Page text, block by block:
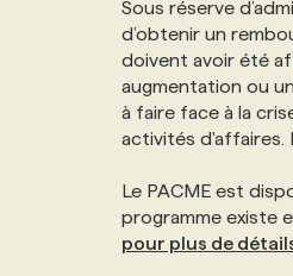
NOS TARIFS
PROGRAMMES DE
ANNONCEZ AVEC NOUS
ANNONCEZ AVEC NOUS
Sous réserve
d’obtenir un
doivent avoir été
augmentation ou
à faire face à la
activités d'affaires.
Le PACME est
programme existe
pour plus de